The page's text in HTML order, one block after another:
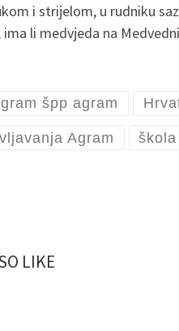
i strijelom, u rudniku
ima li medvjeda na
špp agram
Agram
LIKE